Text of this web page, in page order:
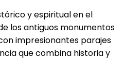
y espiritual en el
los antiguos monumentos
impresionantes parajes
que combina historia y